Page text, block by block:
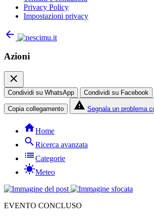
Privacy Policy
Impostazioni privacy
arrow_back
Azioni
close
Condividi su WhatsApp Condividi su Facebook
Copia collegamento report_problem Segnala un problema
homeHome
searchRicerca avanzata
listCategorie
sunnyMeteo
EVENTO CONCLUSO